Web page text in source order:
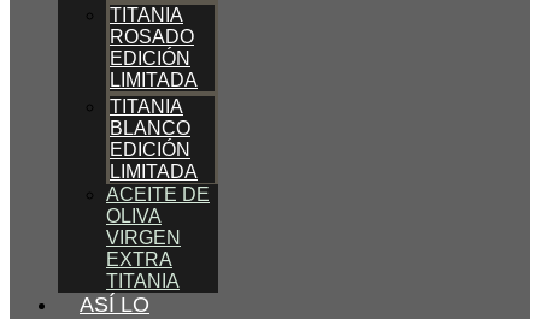
TITANIA
ROSADO
EDICIÓN
LIMITADA
TITANIA
BLANCO
EDICIÓN
LIMITADA
ACEITE DE
OLIVA
VIRGEN
EXTRA
TITANIA
ASÍ LO